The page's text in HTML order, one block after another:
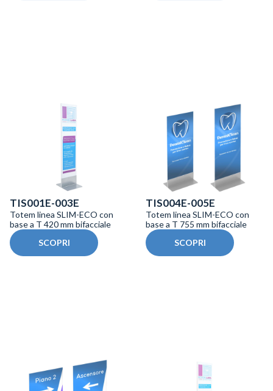
TIS001E-003E
Totem linea SLIM-ECO con
base a T 420 mm bifacciale
SCOPRI
TIS004E-005E
Totem linea SLIM-ECO con
base a T 755 mm bifacciale
SCOPRI